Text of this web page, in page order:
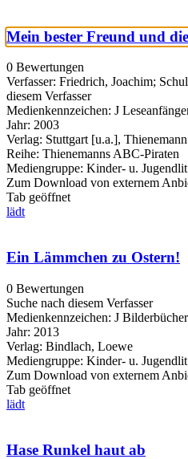
Mein bester Freund und
0 Bewertungen
Verfasser: Friedrich, Joachim;
diesem Verfasser
Medienkennzeichen: J
Jahr: 2003
Verlag: Stuttgart [u.a.], Thienemann
Reihe: Thienemanns ABC-Piraten
Mediengruppe: Kinder- u. Jugendlit
Zum Download von externem
Tab geöffnet
lädt
Ein Lämmchen zu Ostern!
0 Bewertungen
Suche nach diesem Verfasser
Medienkennzeichen: J Bilderbücher
Jahr: 2013
Verlag: Bindlach, Loewe
Mediengruppe: Kinder- u. Jugendlit
Zum Download von externem
Tab geöffnet
lädt
Hase Runkel haut ab